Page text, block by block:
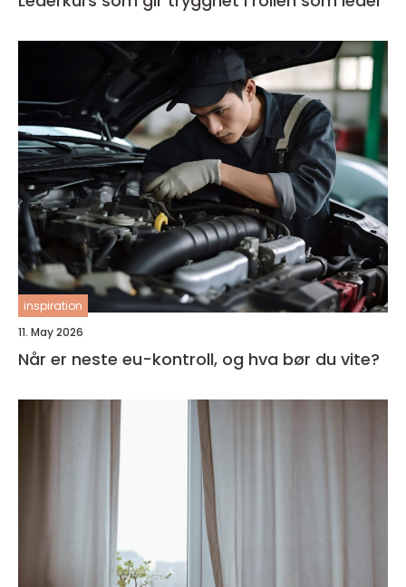
inspiration
11. May 2026
Når er neste eu-kontroll, og hva bør du vite?